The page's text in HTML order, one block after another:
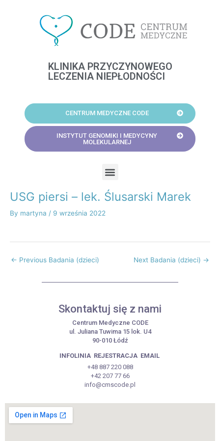
KLINIKA PRZYCZYNOWEGO
LECZENIA NIEPŁODNOŚCI
CENTRUM MEDYCZNE CODE
INSTYTUT GENOMIKI I MEDYCYNY
MOLEKULARNEJ
USG piersi – lek. Ślusarski Marek
By martyna / 9 września 2022
Post
navigation
← Previous Badania (dzieci) Next Badania (dzieci) →
Skontaktuj się z nami
Centrum Medyczne CODE
ul. Juliana Tuwima 15 lok. U4
90-010 Łódź
INFOLINIA REJESTRACJA EMAIL
+48 887 220 088
+42 207 77 66
info@cmscode.pl